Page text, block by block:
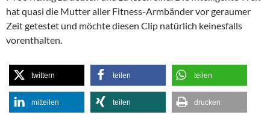
hat quasi die Mutter aller Fitness-Armbänder vor geraumer
Zeit getestet und möchte diesen Clip natürlich keinesfalls
vorenthalten.
twittern teilen teilen
mitteilen teilen drucken